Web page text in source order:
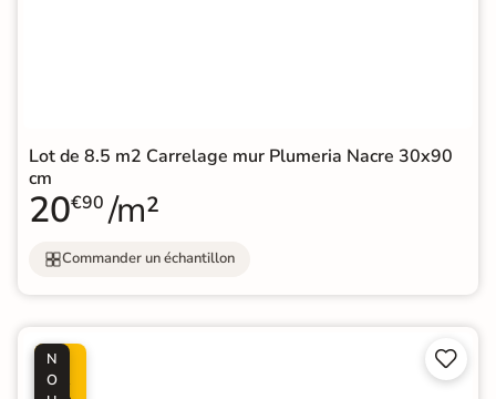
Lot de 8.5 m2 Carrelage mur Plumeria Nacre 30x90
cm
20€90 /m²
Commander un échantillon
R
N
O

